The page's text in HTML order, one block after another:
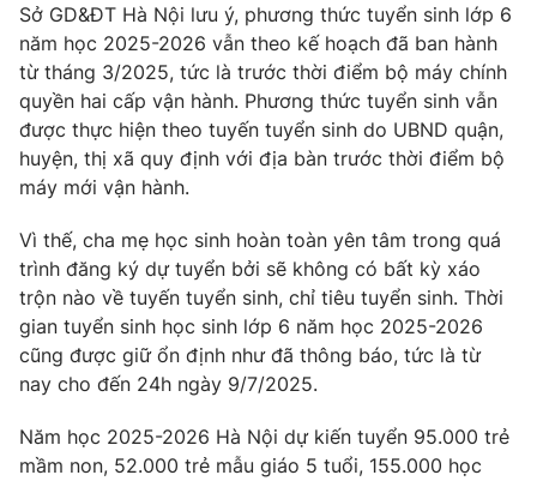
Video Shorts video
VTV Money VTV Thể thao
VTV Sức khoẻ
Thị trường 24h Tấm lòng Việt
VTV4 Vươn mình bằng AI
VTV9 VTV8
Liên hệ tòa soạn English
Sở GD&ĐT Hà Nội lưu ý, phương thức tuyển sinh lớp 6
năm học 2025-2026 vẫn theo kế hoạch đã ban hành
từ tháng 3/2025, tức là trước thời điểm bộ máy chính
quyền hai cấp vận hành. Phương thức tuyển sinh vẫn
được thực hiện theo tuyến tuyển sinh do UBND quận,
huyện, thị xã quy định với địa bàn trước thời điểm bộ
máy mới vận hành.
Vì thế, cha mẹ học sinh hoàn toàn yên tâm trong quá
trình đăng ký dự tuyển bởi sẽ không có bất kỳ xáo
trộn nào về tuyến tuyển sinh, chỉ tiêu tuyển sinh. Thời
gian tuyển sinh học sinh lớp 6 năm học 2025-2026
cũng được giữ ổn định như đã thông báo, tức là từ
nay cho đến 24h ngày 9/7/2025.
Năm học 2025-2026 Hà Nội dự kiến tuyển 95.000 trẻ
mầm non, 52.000 trẻ mẫu giáo 5 tuổi, 155.000 học